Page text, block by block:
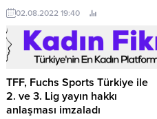
kuruluşları arasında yer alan
Demirören Medya, yeni bir
yapılanma sürecine girdi.
02.08.2022 19:40
TFF, Fuchs Sports Türkiye ile
2. ve 3. Lig yayın hakkı
anlaşması imzaladı